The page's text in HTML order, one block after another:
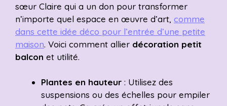
sœur Claire qui a un don pour transformer
n’importe quel espace en œuvre d’art, comme
dans cette idée déco pour l’entrée d’une petite
maison. Voici comment allier décoration petit
balcon et utilité.
Plantes en hauteur : Utilisez des
suspensions ou des échelles pour empiler